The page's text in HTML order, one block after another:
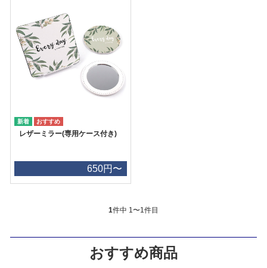
レザーミラー(専用ケース付き)
650円〜
1件中 1〜1件目
おすすめ商品